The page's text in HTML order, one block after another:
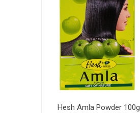
Hesh Amla Powder 100g